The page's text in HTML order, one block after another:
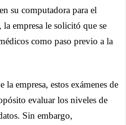
su computadora para el
empresa le solicitó que se
como paso previo a la
la empresa, estos exámenes de
evaluar los niveles de
Sin embargo,